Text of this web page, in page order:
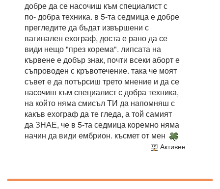
добре да се насочиш към специалист с
по- добра техника. в 5-та седмица е добре
прегледите да бъдат извършени с
вагинален ехограф, доста е рано да се
види нещо "през корема". липсата на
кървене е добър знак, почти всеки аборт е
съпроводен с кръвотечение. така че моят
съвет е да потърсиш трето мнение и да се
насочиш към специалист с добра техника,
на който няма смисъл ТИ да напомняш с
какъв ехограф да те гледа, а той самият
да ЗНАЕ, че в 5-та седмица коремно няма
начин да види ембрион. късмет от мен
Активен